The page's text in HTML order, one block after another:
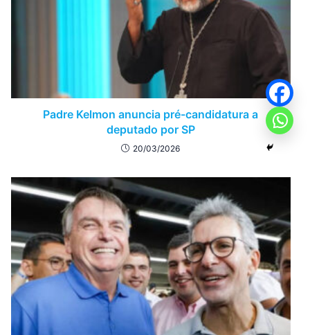
Padre Kelmon anuncia pré-candidatura a
deputado por SP
20/03/2026